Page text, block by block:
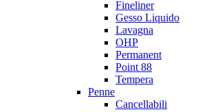
Fineliner
Gesso Liquido
Lavagna
OHP
Permanent
Point 88
Tempera
Penne
Cancellabili